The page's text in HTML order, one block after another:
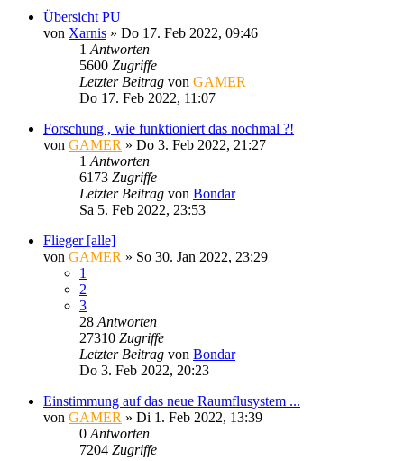
Übersicht PU
von Xarnis » Do 17. Feb 2022, 09:46
1 Antworten
5600 Zugriffe
Letzter Beitrag von GAMER
Do 17. Feb 2022, 11:07
Forschung , wie funktioniert das nochmal ?!
von GAMER » Do 3. Feb 2022, 21:27
1 Antworten
6173 Zugriffe
Letzter Beitrag von Bondar
Sa 5. Feb 2022, 23:53
Flieger [alle]
von GAMER » So 30. Jan 2022, 23:29
1
2
3
28 Antworten
27310 Zugriffe
Letzter Beitrag von Bondar
Do 3. Feb 2022, 20:23
Einstimmung auf das neue Raumflusystem ...
von GAMER » Di 1. Feb 2022, 13:39
0 Antworten
7204 Zugriffe